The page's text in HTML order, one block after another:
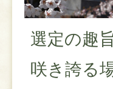
選定の趣
咲き誇る